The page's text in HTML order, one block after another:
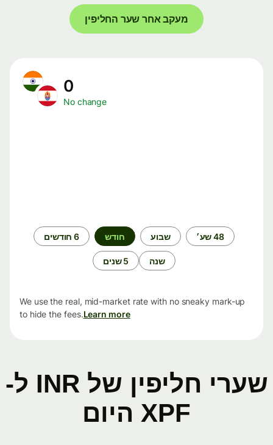
מעקב אחר שער החליפין
No change
48 שע׳ שבוע חודש 6 חודשים
שנה 5 שנים
We use the real, mid-market rate with no sneaky mark-up
to hide the fees.Learn more
שערי חליפין של INR ל-
XPF היום